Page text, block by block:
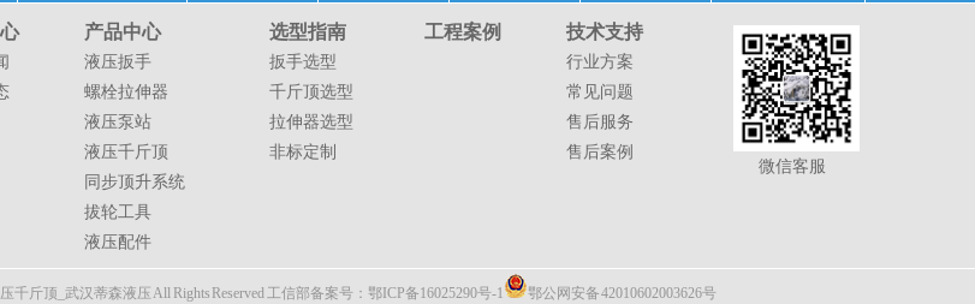
产品中心
液压扳手
螺栓拉伸器
液压泵站
液压千斤顶
同步顶升系统
拔轮工具
液压配件
选型指南
扳手选型
千斤顶选型
拉伸器选型
非标定制
工程案例 技术支持
行业方案
常见问题
售后服务
售后案例
微信客服
斤顶_武汉蒂森液压 All Rights Reserved 工信部备案号：鄂ICP备16025290号-1 鄂公网安备 42010602003626号